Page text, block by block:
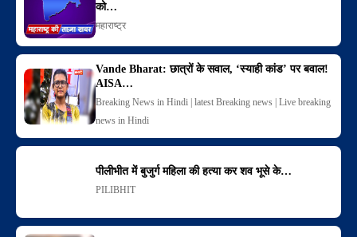
को…
महाराष्ट्र
Vande Bharat: छात्रों के सवाल, ‘स्याही कांड’ पर बवाल!
AISA…
Breaking News in Hindi | latest Breaking news | Live breaking
news in Hindi
पीलीभीत में बुजुर्ग महिला की हत्या कर शव भूसे के…
PILIBHIT